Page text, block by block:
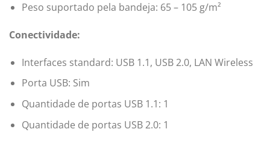
Peso suportado pela bandeja: 65 – 105 g/m²
Conectividade:
Interfaces standard: USB 1.1, USB 2.0, LAN Wireless
Porta USB: Sim
Quantidade de portas USB 1.1: 1
Quantidade de portas USB 2.0: 1